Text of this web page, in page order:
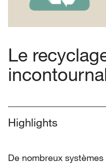
Le
Highlights
De nombreux